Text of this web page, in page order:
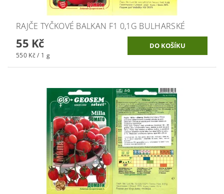
RAJČE TYČKOVÉ BALKAN F1 0,1G BULHARSKÉ
55 Kč
550 Kč / 1 g